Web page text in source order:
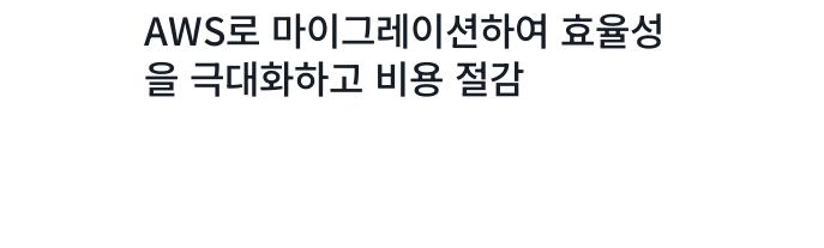
AWS로 마이그레이션하여 효율성
을 극대화하고 비용 절감